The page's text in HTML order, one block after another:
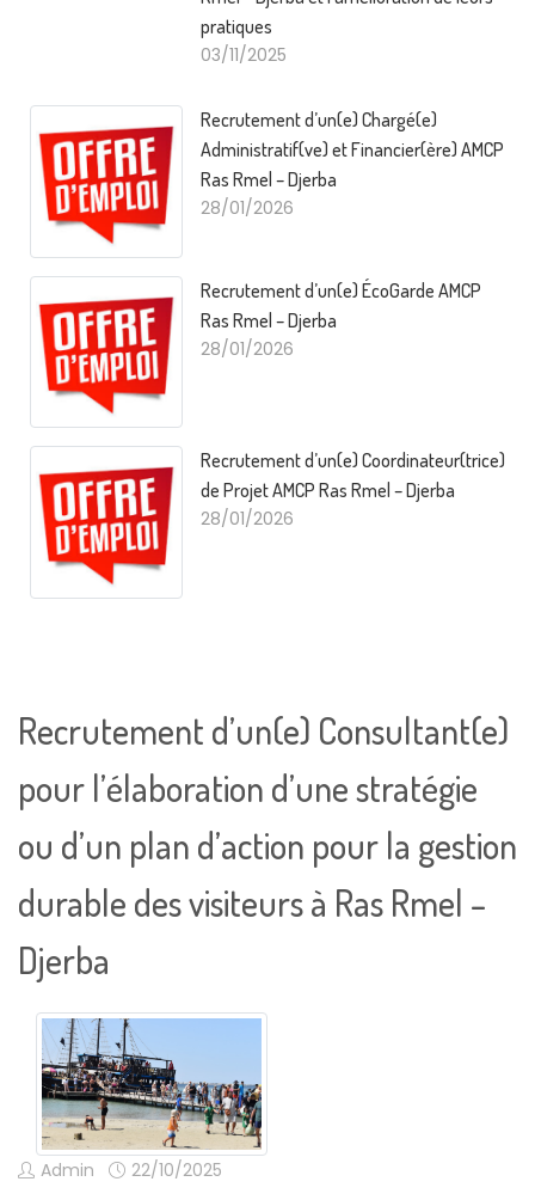
pratiques
03/11/2025
Recrutement d’un(e) Chargé(e)
Administratif(ve) et Financier(ère) AMCP
Ras Rmel – Djerba
28/01/2026
Recrutement d’un(e) ÉcoGarde AMCP
Ras Rmel – Djerba
28/01/2026
Recrutement d’un(e) Coordinateur(trice)
de Projet AMCP Ras Rmel – Djerba
28/01/2026
Recrutement d’un(e) Consultant(e)
pour l’élaboration d’une stratégie
ou d’un plan d’action pour la gestion
durable des visiteurs à Ras Rmel –
Djerba
Admin 22/10/2025